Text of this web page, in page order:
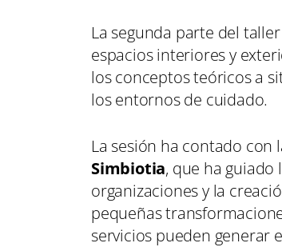
La segunda parte del
espacios interiores y
los conceptos teóricos a
los entornos de cuidado.
La sesión ha contado con
Simbiotia, que ha
organizaciones y la
pequeñas
servicios pueden generar